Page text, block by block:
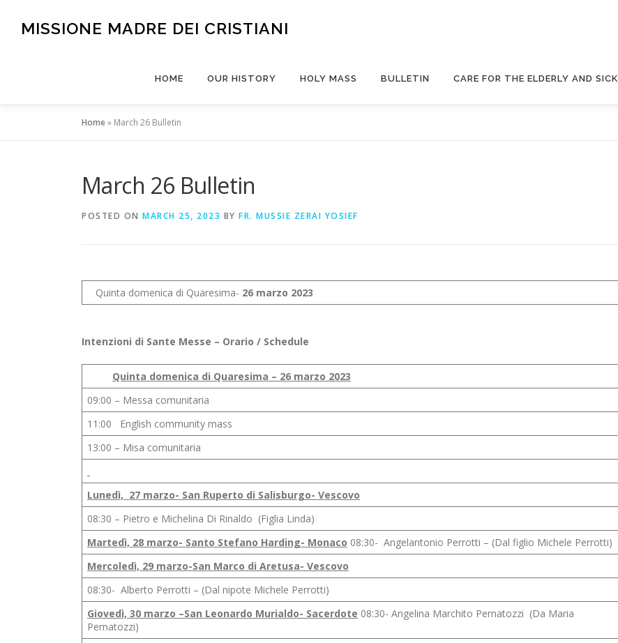
MISSIONE MADRE DEI CRISTIANI
HOME OUR HISTORY HOLY MASS BULLETIN CARE FOR THE ELDERLY AND SICK
Home» March 26 Bulletin
March 26 Bulletin
POSTED ON MARCH 25, 2023 BY FR. MUSSIE ZERAI YOSIEF
Quinta domenica di Quaresima- 26 marzo 2023
Intenzioni di Sante Messe – Orario / Schedule
Quinta domenica di Quaresima – 26 marzo 2023
09:00 – Messa comunitaria
11:00 English community mass
13:00 – Misa comunitaria
Lunedì, 27 marzo- San Ruperto di Salisburgo- Vescovo
08:30 – Pietro e Michelina Di Rinaldo (Figlia Linda)
Martedì, 28 marzo- Santo Stefano Harding- Monaco 08:30- Angelantonio Perrotti – (Dal figlio Michele Perrotti)
Mercoledì, 29 marzo-San Marco di Aretusa- Vescovo
08:30- Alberto Perrotti – (Dal nipote Michele Perrotti)
Giovedì, 30 marzo –San Leonardo Murialdo- Sacerdote 08:30- Angelina Marchito Pernatozzi (Da Maria
Pernatozzi)